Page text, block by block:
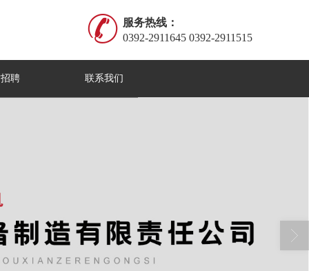
服务热线：
0392-2911645 0392-2911515
聘 联系我们